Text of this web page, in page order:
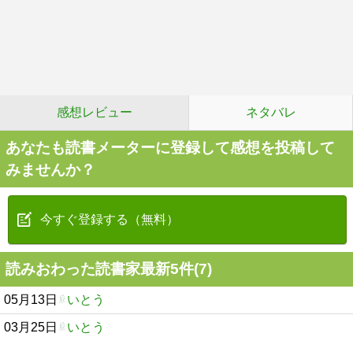
感想レビュー ネタバレ
あなたも読書メーターに登録して感想を投稿して
みませんか？
今すぐ登録する（無料）
読みおわった読書家最新5件(7)
05月13日 いとう
03月25日 いとう